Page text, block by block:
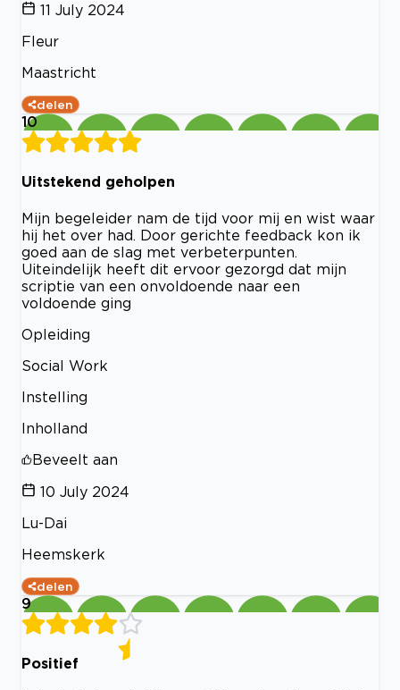
11 July 2024
Fleur
Maastricht
delen
10
Uitstekend geholpen
Mijn begeleider nam de tijd voor mij en wist waar
hij het over had. Door gerichte feedback kon ik
goed aan de slag met verbeterpunten.
Uiteindelijk heeft dit ervoor gezorgd dat mijn
scriptie van een onvoldoende naar een
voldoende ging
Opleiding
Social Work
Instelling
Inholland
Beveelt aan
10 July 2024
Lu-Dai
Heemskerk
delen
9
Positief